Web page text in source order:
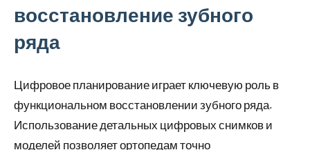
восстановление зубного
ряда
Цифровое планирование играет ключевую роль в
функциональном восстановлении зубного ряда.
Использование детальных цифровых снимков и
моделей позволяет ортопедам точно